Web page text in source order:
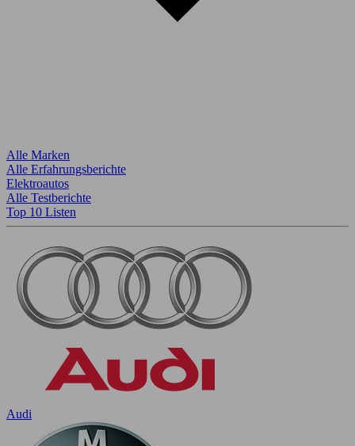
Alle Marken
Alle Erfahrungsberichte
Elektroautos
Alle Testberichte
Top 10 Listen
Audi